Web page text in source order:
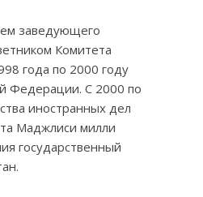
заведующего
Комитета
года по 2000 году
Федерации. С 2000 по
иностранных дел
Маджлиси милли
государственный